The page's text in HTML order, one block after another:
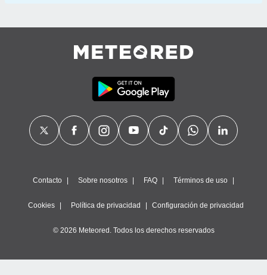
Contacto Sobre nosotros FAQ Términos de uso
Cookies Política de privacidad Configuración de privacidad
© 2026 Meteored. Todos los derechos reservados